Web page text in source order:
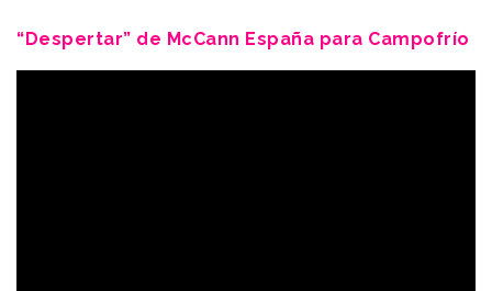
“Despertar” de McCann España para Campofrío